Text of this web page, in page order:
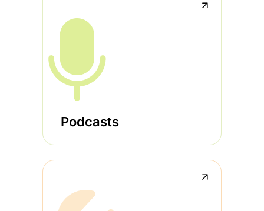
↗
Podcasts
↗